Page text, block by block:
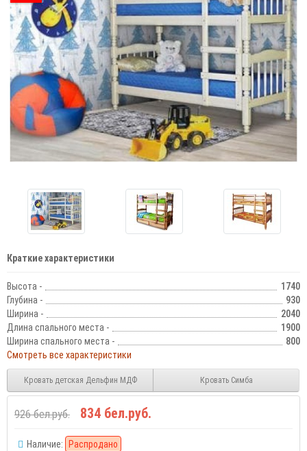
Краткие характеристики
Высота -
1740
Глубина -
930
Ширина -
2040
Длина спального места -
1900
Ширина спального места -
800
Смотреть все характеристики
Кровать детская Дельфин МДФ Кровать Симба
926 бел.руб. 834 бел.руб.
Наличие: Распродано